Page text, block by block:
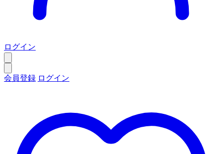
ログイン
会員登録 ログイン